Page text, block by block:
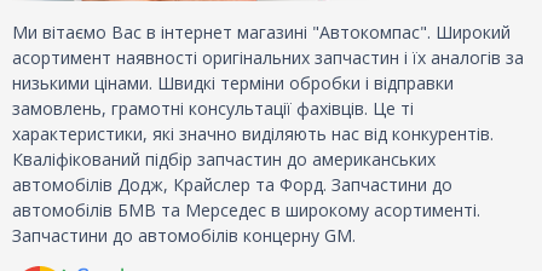
Ми вітаємо Вас в інтернет магазині "Автокомпас". Широкий
асортимент наявності оригінальних запчастин і їх аналогів за
низькими цінами. Швидкі терміни обробки і відправки
замовлень, грамотні консультації фахівців. Це ті
характеристики, які значно виділяють нас від конкурентів.
Кваліфікований підбір запчастин до американських
автомобілів Додж, Крайслер та Форд. Запчастини до
автомобілів БМВ та Мерседес в широкому асортименті.
Запчастини до автомобілів концерну GM.